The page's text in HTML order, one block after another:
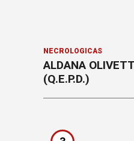
NECROLÓGICAS
ALDANA
(Q.E.P.D.)